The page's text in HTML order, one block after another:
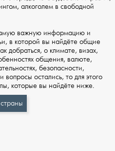
алкоголем в свободной
важную информацию и
в которой вы найдёте общие
добраться, о климате, визах,
общения, валюте,
безопасности,
вопросы остались, то для этого
которые вы найдёте ниже.